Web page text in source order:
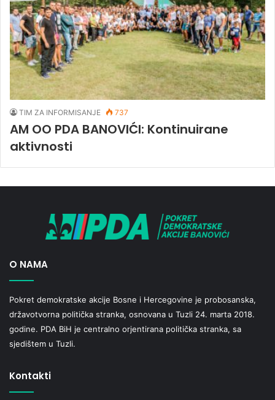
TIM ZA INFORMISANJE 737
AM OO PDA BANOVIĆI: Kontinuirane
aktivnosti
O NAMA
Pokret demokratske akcije Bosne i Hercegovine je probosanska,
državotvorna politička stranka, osnovana u Tuzli 24. marta 2018.
godine. PDA BiH je centralno orjentirana politička stranka, sa
sjedištem u Tuzli.
Kontakti